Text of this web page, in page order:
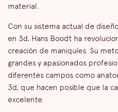
material.
Con su sistema actual de
en 3d, Hans Boodt ha
creación de maniquíes. Su
grandes y apasionados
diferentes campos como
3d, que hacen posible que la
excelente.